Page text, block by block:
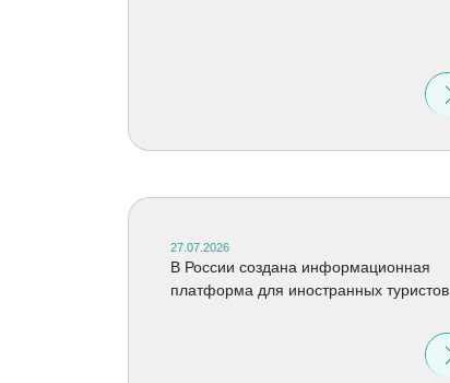
27.07.2026
В России создана информационная
платформа для иностранных туристов